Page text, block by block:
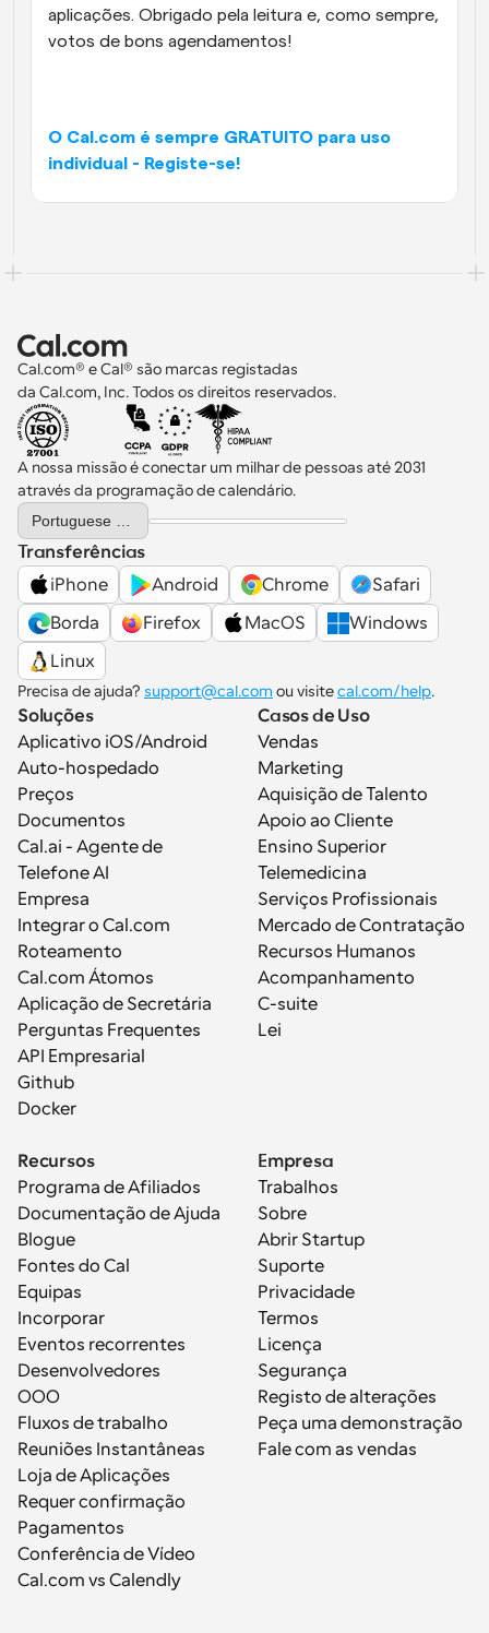
aplicações. Obrigado pela leitura e, como sempre,
votos de bons agendamentos!
O Cal.com é sempre GRATUITO para uso
individual - Registe-se!
Cal.com® e Cal® são marcas registadas
da Cal.com, Inc. Todos os direitos reservados.
A nossa missão é conectar um milhar de pessoas até 2031
através da programação de calendário.
Select Language
Transferências
iPhone
Android Chrome
Safari
Borda
Firefox MacOS
Windows
Linux
Precisa de ajuda? support@cal.com ou visite cal.com/help.
Soluções
Aplicativo iOS/Android
Auto-hospedado
Preços
Documentos
Cal.ai - Agente de
Telefone AI
Empresa
Integrar o Cal.com
Roteamento
Cal.com Átomos
Aplicação de Secretária
Perguntas Frequentes
API Empresarial
Github
Docker
Casos de Uso
Vendas
Marketing
Aquisição de Talento
Apoio ao Cliente
Ensino Superior
Telemedicina
Serviços Profissionais
Mercado de Contratação
Recursos Humanos
Acompanhamento
C-suite
Lei
Recursos
Programa de Afiliados
Documentação de Ajuda
Blogue
Fontes do Cal
Equipas
Incorporar
Eventos recorrentes
Desenvolvedores
OOO
Fluxos de trabalho
Reuniões Instantâneas
Loja de Aplicações
Requer confirmação
Pagamentos
Conferência de Vídeo
Cal.com vs Calendly
Empresa
Trabalhos
Sobre
Abrir Startup
Suporte
Privacidade
Termos
Licença
Segurança
Registo de alterações
Peça uma demonstração
Fale com as vendas